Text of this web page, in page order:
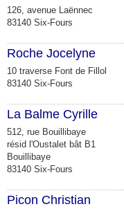
126, avenue Laënnec
83140 Six-Fours
Roche Jocelyne
10 traverse Font de Fillol
83140 Six-Fours
La Balme Cyrille
512, rue Bouillibaye
résid l'Oustalet bât B1
Bouillibaye
83140 Six-Fours
Picon Christian